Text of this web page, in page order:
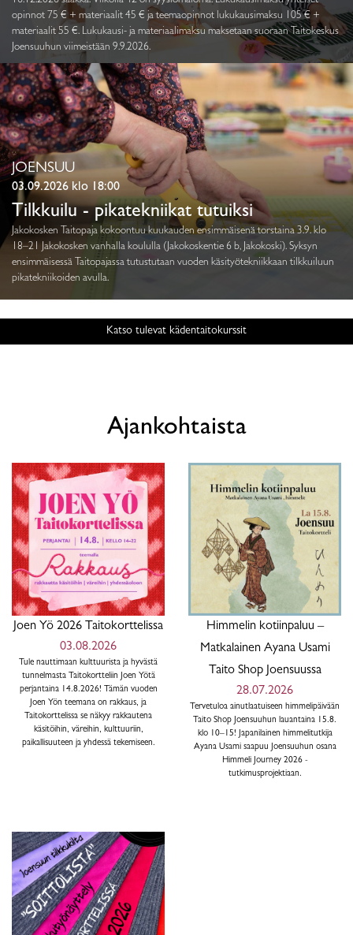
opinnot 75 € + materiaalit 45 € ja teemaopinnot lukukausimaksu 105 € +
materiaalit 55 €. Lukukausi- ja materiaalimaksu maksetaan suoraan Taitokeskus
Joensuuhun viimeistään 9.9.2026.
JOENSUU
03.09.2026 klo 18:00
Tilkkuilu - pikatekniikat tutuiksi
Jakokosken Taitopaja kokoontuu kuukauden ensimmäisenä torstaina 3.9. klo
18–21 Jakokosken vanhalla koululla (Jakokoskentie 6 b, Jakokoski). Syksyn
ensimmäisessä Taitopajassa tutustutaan vuoden käsityötekniikkaan tilkkuiluun
pikatekniikoiden avulla.
Katso tulevat kädentaitokurssit
Ajankohtaista
Joen Yö 2026 Taitokorttelissa
03.08.2026
Tule nauttimaan kulttuurista ja hyvästä
tunnelmasta Taitokortteliin Joen Yötä
perjantaina 14.8.2026! Tämän vuoden
Joen Yön teemana on rakkaus, ja
Taitokorttelissa se näkyy rakkautena
käsitöihin, väreihin, kulttuuriin,
paikallisuuteen ja yhdessä tekemiseen.
Himmelin kotiinpaluu –
Matkalainen Ayana Usami
Taito Shop Joensuussa
28.07.2026
Tervetuloa ainutlaatuiseen himmelipäivään
Taito Shop Joensuuhun lauantaina 15.8.
klo 10–15! Japanilainen himmelitutkija
Ayana Usami saapuu Joensuuhun osana
Himmeli Journey 2026 -
tutkimusprojektiaan.